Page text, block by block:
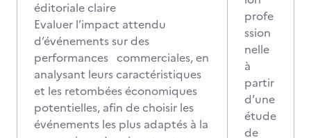
éditoriale claire
Evaluer l’impact attendu
d’événements sur des
performances commerciales, en
analysant leurs caractéristiques
et les retombées économiques
potentielles, afin de choisir les
événements les plus adaptés à la
profe
ssion
nelle
à
partir
d’une
étude
de